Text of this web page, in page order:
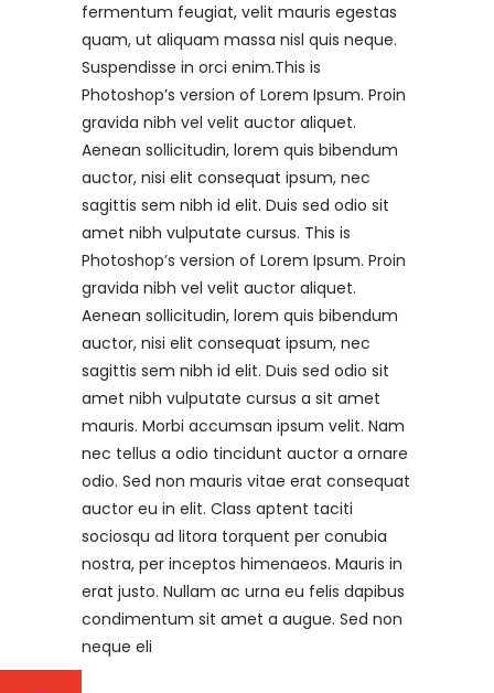
fermentum feugiat, velit mauris egestas
quam, ut aliquam massa nisl quis neque.
Suspendisse in orci enim.This is
Photoshop’s version of Lorem Ipsum. Proin
gravida nibh vel velit auctor aliquet.
Aenean sollicitudin, lorem quis bibendum
auctor, nisi elit consequat ipsum, nec
sagittis sem nibh id elit. Duis sed odio sit
amet nibh vulputate cursus. This is
Photoshop’s version of Lorem Ipsum. Proin
gravida nibh vel velit auctor aliquet.
Aenean sollicitudin, lorem quis bibendum
auctor, nisi elit consequat ipsum, nec
sagittis sem nibh id elit. Duis sed odio sit
amet nibh vulputate cursus a sit amet
mauris. Morbi accumsan ipsum velit. Nam
nec tellus a odio tincidunt auctor a ornare
odio. Sed non mauris vitae erat consequat
auctor eu in elit. Class aptent taciti
sociosqu ad litora torquent per conubia
nostra, per inceptos himenaeos. Mauris in
erat justo. Nullam ac urna eu felis dapibus
condimentum sit amet a augue. Sed non
neque eli